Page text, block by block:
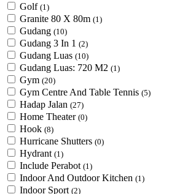
Golf (1)
Granite 80 X 80m (1)
Gudang (10)
Gudang 3 In 1 (2)
Gudang Luas (10)
Gudang Luas: 720 M2 (1)
Gym (20)
Gym Centre And Table Tennis (5)
Hadap Jalan (27)
Home Theater (0)
Hook (8)
Hurricane Shutters (0)
Hydrant (1)
Include Perabot (1)
Indoor And Outdoor Kitchen (1)
Indoor Sport (2)